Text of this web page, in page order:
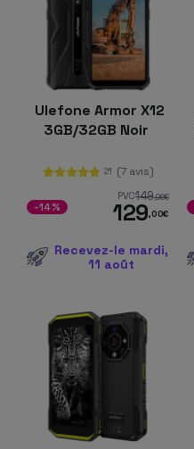
Ulefone Armor X12
3GB/32GB Noir
21 (7 avis)
PVC149,96€
129,00€
-14%
Recevez-le mardi,
11 août